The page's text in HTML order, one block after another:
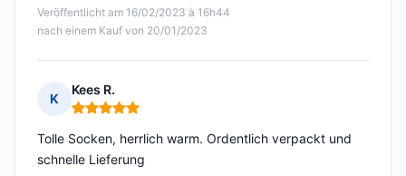
Veröffentlicht am 16/02/2023 à 16h44
nach einem Kauf von 20/01/2023
K
Kees R.
Hinweis: 5 von 5
Tolle Socken, herrlich warm. Ordentlich verpackt und
schnelle Lieferung